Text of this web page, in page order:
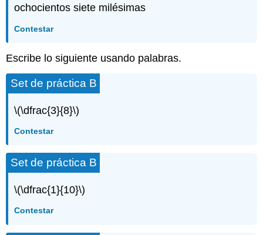
ochocientos siete milésimas
Contestar
Escribe lo siguiente usando palabras.
Set de práctica B
\(\dfrac{3}{8}\)
Contestar
Set de práctica B
\(\dfrac{1}{10}\)
Contestar